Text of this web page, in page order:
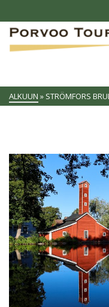
ALKUUN » STRÖMFORS